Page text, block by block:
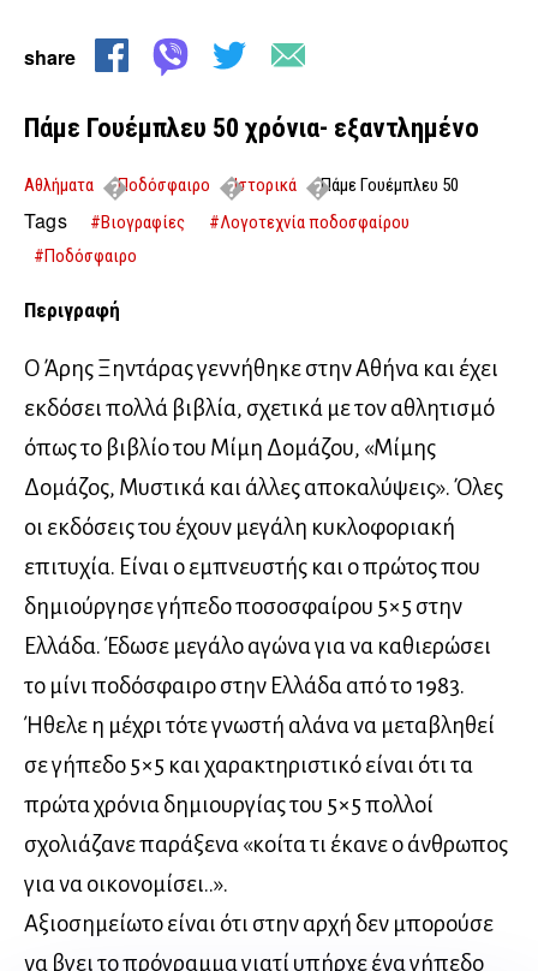
share
Πάμε Γουέμπλευ 50 χρόνια- εξαντλημένο
Αθλήματα Ποδόσφαιρο Ιστορικά
Πάμε Γουέμπλευ 50
χρόνια- εξαντλημένο
Tags #Βιογραφίες
#Λογοτεχνία ποδοσφαίρου
#Ποδόσφαιρο
Περιγραφή
Ο Άρης Ξηντάρας γεννήθηκε στην Αθήνα και έχει
εκδόσει πολλά βιβλία, σχετικά με τον αθλητισμό
όπως το βιβλίο του Μίμη Δομάζου, «Μίμης
Δομάζος, Μυστικά και άλλες αποκαλύψεις». Όλες
οι εκδόσεις του έχουν μεγάλη κυκλοφοριακή
επιτυχία. Είναι ο εμπνευστής και ο πρώτος που
δημιούργησε γήπεδο ποσοσφαίρου 5×5 στην
Ελλάδα. Έδωσε μεγάλο αγώνα για να καθιερώσει
το μίνι ποδόσφαιρο στην Ελλάδα από το 1983.
Ήθελε η μέχρι τότε γνωστή αλάνα να μεταβληθεί
σε γήπεδο 5×5 και χαρακτηριστικό είναι ότι τα
πρώτα χρόνια δημιουργίας του 5×5 πολλοί
σχολιάζανε παράξενα «κοίτα τι έκανε ο άνθρωπος
για να οικονομίσει..».
Αξιοσημείωτο είναι ότι στην αρχή δεν μπορούσε
να βγει το πρόγραμμα γιατί υπήρχε ένα γήπεδο